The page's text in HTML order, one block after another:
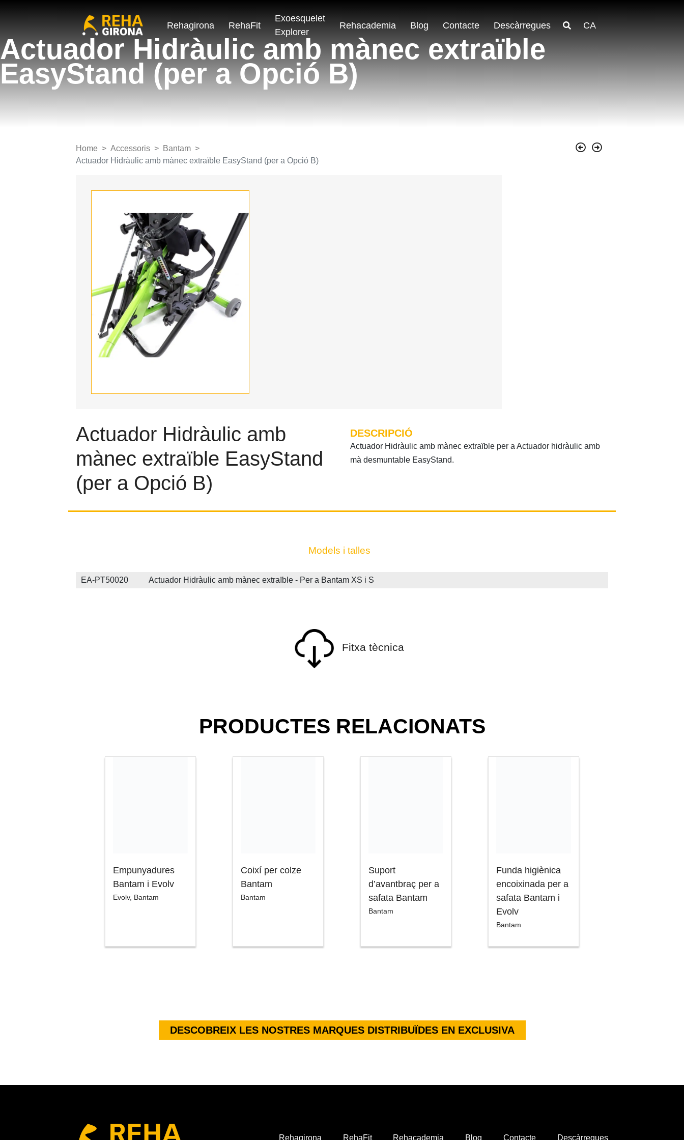
Rehagirona RehaFit
Exoesquelet
Explorer
Rehacademia Blog Contacte Descàrregues CA
Actuador Hidràulic amb mànec extraïble
EasyStand (per a Opció B)
Home Accessoris
Bantam
Actuador Hidràulic amb mànec extraïble EasyStand (per a Opció B)
Actuador Hidràulic amb
mànec extraïble EasyStand
(per a Opció B)
DESCRIPCIÓ
Actuador Hidràulic amb mànec extraïble per a Actuador hidràulic amb
mà desmuntable EasyStand.
Models i talles
EA-PT50020 Actuador Hidràulic amb mànec extraïble - Per a Bantam XS i S
Fitxa tècnica
PRODUCTES RELACIONATS
Empunyadures
Bantam i Evolv
Evolv, Bantam
Coixí per colze
Bantam
Bantam
Suport
d’avantbraç per a
safata Bantam
Bantam
Funda higiènica
encoixinada per a
safata Bantam i
Evolv
Bantam
DESCOBREIX LES NOSTRES MARQUES DISTRIBUÏDES EN EXCLUSIVA
Rehagirona RehaFit Rehacademia Blog Contacte Descàrregues